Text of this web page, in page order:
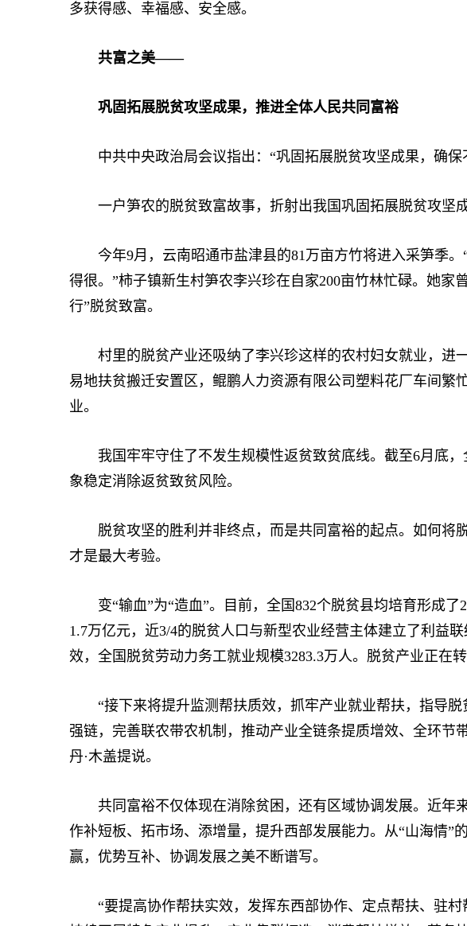
多获得感、幸福感、安全感。
共富之美——
巩固拓展脱贫攻坚成果，推进全体人民共同富裕
中共中央政治局会议指出：“巩固拓展脱贫攻坚成果，确保
一户笋农的脱贫致富故事，折射出我国巩固拓展脱贫攻坚成
今年9月，云南昭通市盐津县的81万亩方竹将进入采笋季。
得很。”柿子镇新生村笋农李兴珍在自家200亩竹林忙碌。她家
行”脱贫致富。
村里的脱贫产业还吸纳了李兴珍这样的农村妇女就业，进
易地扶贫搬迁安置区，鲲鹏人力资源有限公司塑料花厂车间繁
业。
我国牢牢守住了不发生规模性返贫致贫底线。截至6月底，
象稳定消除返贫致贫风险。
脱贫攻坚的胜利并非终点，而是共同富裕的起点。如何将
才是最大考验。
变“输血”为“造血”。目前，全国832个脱贫县均培育形成了
1.7万亿元，近3/4的脱贫人口与新型农业经营主体建立了利益
效，全国脱贫劳动力务工就业规模3283.3万人。脱贫产业正在转
“接下来将提升监测帮扶质效，抓牢产业就业帮扶，指导脱
强链，完善联农带农机制，推动产业全链条提质增效、全环节
丹·木盖提说。
共同富裕不仅体现在消除贫困，还有区域协调发展。近年
作补短板、拓市场、添增量，提升西部发展能力。从“山海情”
赢，优势互补、协调发展之美不断谱写。
“要提高协作帮扶实效，发挥东西部协作、定点帮扶、驻村